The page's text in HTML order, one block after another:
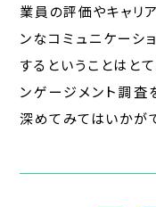
業員の評価やキャリ
ンなコミュニケーシ
するということはと
ンゲージメント調査
深めてみてはいかが